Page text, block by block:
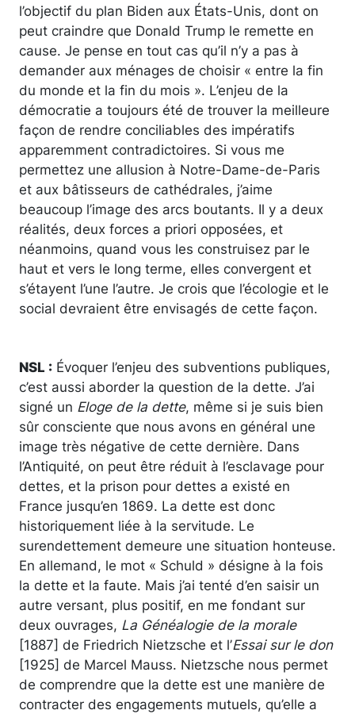
l’objectif du plan Biden aux États-Unis, dont on
peut craindre que Donald Trump le remette en
cause. Je pense en tout cas qu’il n’y a pas à
demander aux ménages de choisir « entre la fin
du monde et la fin du mois ». L’enjeu de la
démocratie a toujours été de trouver la meilleure
façon de rendre conciliables des impératifs
apparemment contradictoires. Si vous me
permettez une allusion à Notre-Dame-de-Paris
et aux bâtisseurs de cathédrales, j’aime
beaucoup l’image des arcs boutants. Il y a deux
réalités, deux forces a priori opposées, et
néanmoins, quand vous les construisez par le
haut et vers le long terme, elles convergent et
s’étayent l’une l’autre. Je crois que l’écologie et le
social devraient être envisagés de cette façon.
NSL : Évoquer l’enjeu des subventions publiques,
c’est aussi aborder la question de la dette. J’ai
signé un Eloge de la dette, même si je suis bien
sûr consciente que nous avons en général une
image très négative de cette dernière. Dans
l’Antiquité, on peut être réduit à l’esclavage pour
dettes, et la prison pour dettes a existé en
France jusqu’en 1869. La dette est donc
historiquement liée à la servitude. Le
surendettement demeure une situation honteuse.
En allemand, le mot « Schuld » désigne à la fois
la dette et la faute. Mais j’ai tenté d’en saisir un
autre versant, plus positif, en me fondant sur
deux ouvrages, La Généalogie de la morale
[1887] de Friedrich Nietzsche et l’Essai sur le don
[1925] de Marcel Mauss. Nietzsche nous permet
de comprendre que la dette est une manière de
contracter des engagements mutuels, qu’elle a